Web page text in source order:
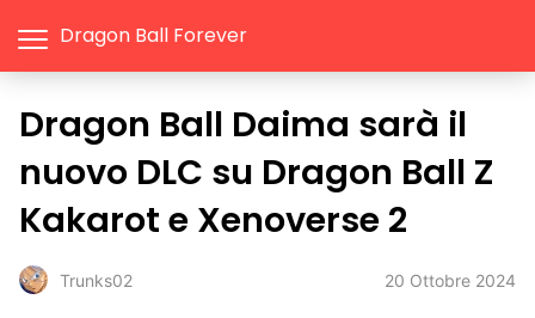
Dragon Ball Forever
Dragon Ball Daima sarà il
nuovo DLC su Dragon Ball Z
Kakarot e Xenoverse 2
Trunks02 20 Ottobre 2024